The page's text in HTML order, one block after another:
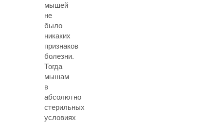
мышей
не
было
никаких
признаков
болезни.
Тогда
мышам
в
абсолютно
стерильных
условиях